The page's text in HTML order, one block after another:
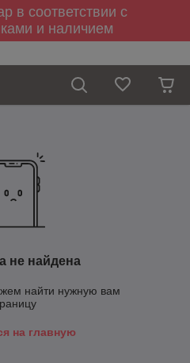
в соответствии с
и наличием
не найдена
найти нужную вам
на главную